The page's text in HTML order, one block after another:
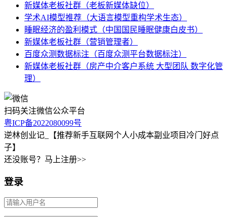
新媒体老板社群（老板新媒体缺位）
学术AI模型推荐（大语言模型重构学术生态）
睡眠经济的盈利模式（中国国民睡眠健康白皮书）
新媒体老板社群（营销管理者）
百度众测数据标注（百度众测平台数据标注）
新媒体老板社群（房产中介客户系统 大型团队 数字化管
理）
扫码关注微信公众平台
粤ICP备2022080099号
逆林创业记_【推荐新手互联网个人小成本副业项目冷门好点
子】
还没账号？马上注册>>
登录